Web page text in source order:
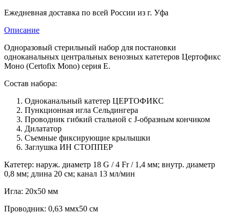
Ежедневная доставка по всей России из г. Уфа
Описание
Одноразовый стерильный набор для постановки
одноканальных центральных венозных катетеров Цертофикс
Моно (Certofix Mono) серия Е.
Состав набора:
Одноканальный катетер ЦЕРТОФИКС
Пункционная игла Сельдингера
Проводник гибкий стальной с J-образным кончиком
Дилататор
Съемные фиксирующие крылышки
Заглушка ИН СТОППЕР
Катетер: наруж. диаметр 18 G / 4 Fr / 1,4 мм; внутр. диаметр
0,8 мм; длина 20 см; канал 13 мл/мин
Игла: 20х50 мм
Проводник: 0,63 ммх50 см